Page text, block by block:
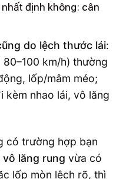
định không: cân
do lệch thước lái:
km/h) thường
lốp/mâm méo;
kèm nhao lái, vô lăng
có trường hợp bạn
vô lăng rung vừa có
lốp mòn lệch rõ, thì